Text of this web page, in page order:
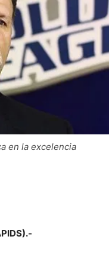
en la excelencia